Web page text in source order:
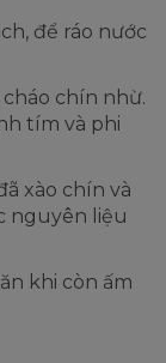
để ráo nước
chín nhừ.
tím và phi
xào chín và
nguyên liệu
khi còn ấm